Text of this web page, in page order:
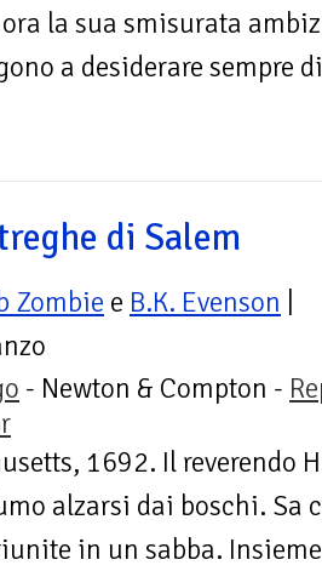
la sua smisurata
a desiderare sempre
di Salem
Zombie e B.K. Evenson
- Newton & Compton -
1692. Il reverendo
alzarsi dai boschi. Sa
in un sabba.